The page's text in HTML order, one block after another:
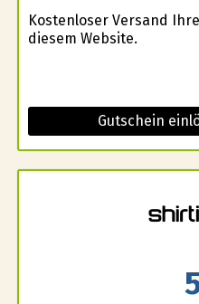
Kostenloser Versand
diesem Website.
Gutschein